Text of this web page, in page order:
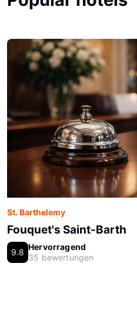
St. Barthelemy
Fouquet's Saint-Barth
9.8
Hervorragend
35 bewertungen